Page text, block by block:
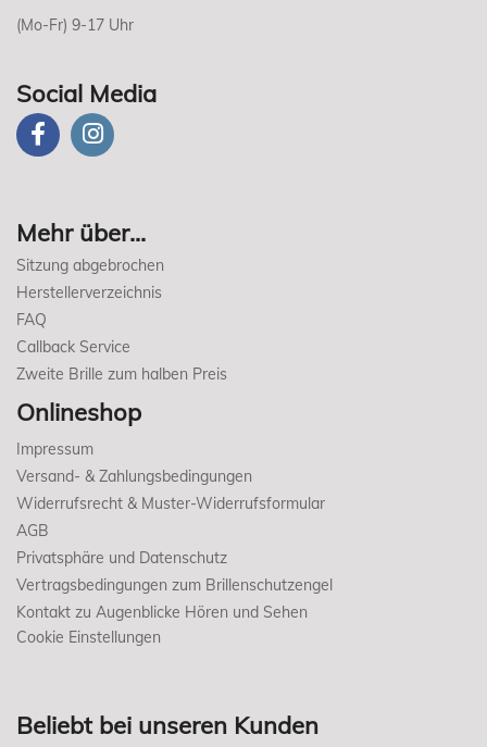
(Mo-Fr) 9-17 Uhr
Social Media
Mehr über...
Sitzung abgebrochen
Herstellerverzeichnis
FAQ
Callback Service
Zweite Brille zum halben Preis
Onlineshop
Impressum
Versand- & Zahlungsbedingungen
Widerrufsrecht & Muster-Widerrufsformular
AGB
Privatsphäre und Datenschutz
Vertragsbedingungen zum Brillenschutzengel
Kontakt zu Augenblicke Hören und Sehen
Cookie Einstellungen
Beliebt bei unseren Kunden